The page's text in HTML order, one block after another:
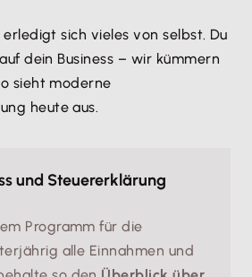
sich vieles von selbst. Du
dein Business – wir kümmern
sieht moderne
heute aus.
und Steuererklärung
Programm für die
alle Einnahmen und